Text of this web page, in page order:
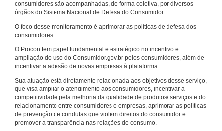
consumidores são acompanhadas, de forma coletiva, por diversos
órgãos do Sistema Nacional de Defesa do Consumidor.
O foco desse monitoramento é aprimorar as políticas de defesa dos
consumidores.
O Procon tem papel fundamental e estratégico no incentivo e
ampliação do uso do Consumidor.gov.br pelos consumidores, além de
incentivar a adesão de novas empresas à plataforma.
Sua atuação está diretamente relacionada aos objetivos desse serviço,
que visa ampliar o atendimento aos consumidores, incentivar a
competitividade pela melhoria da qualidade de produtos/ serviços e do
relacionamento entre consumidores e empresas, aprimorar as políticas
de prevenção de condutas que violem direitos do consumidor e
promover a transparência nas relações de consumo.